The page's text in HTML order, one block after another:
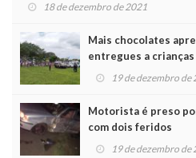
18 de dezembro de 2021
Mais chocolates
entregues a
19 de dezembro de
Motorista é preso
com dois feridos
19 de dezembro de